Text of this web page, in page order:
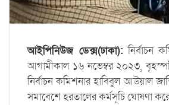
আইপিনিউজ ডেক্স(ঢাকা): নির্বাচন
আগামীকাল ১৬ নভেম্বর ২০২৩,
নির্বাচন কমিশনার হাবিবুল আউয়াল
সমাবেশে হরতালের কর্মসূচি ঘোষণা